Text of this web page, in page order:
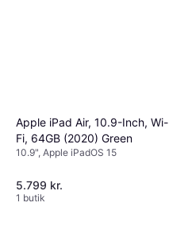
Apple iPad Air, 10.9-Inch, Wi-
Fi, 64GB (2020) Green
10.9", Apple iPadOS 15
5.799 kr.
1 butik